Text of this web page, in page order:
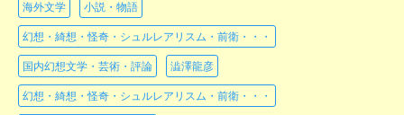
海外文学 小説・物語
幻想・綺想・怪奇・シュルレアリスム・前衛・・・
国内幻想文学・芸術・評論 澁澤龍彦
幻想・綺想・怪奇・シュルレアリスム・前衛・・・